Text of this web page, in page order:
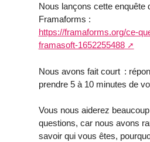
Nous lançons cette enquête
Framaforms :
https://framaforms.org/ce-
framasoft-1652255488
Nous avons fait court :
prendre 5 à 10 minutes de
Vous nous aiderez
questions, car nous avons
savoir qui vous êtes,